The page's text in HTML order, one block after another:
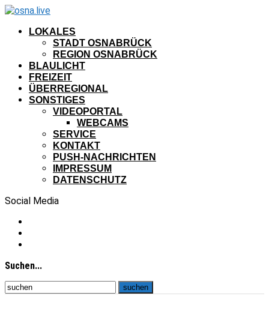
LOKALES
STADT OSNABRÜCK
REGION OSNABRÜCK
BLAULICHT
FREIZEIT
ÜBERREGIONAL
SONSTIGES
VIDEOPORTAL
WEBCAMS
SERVICE
KONTAKT
PUSH-NACHRICHTEN
IMPRESSUM
DATENSCHUTZ
Social Media
Suchen...